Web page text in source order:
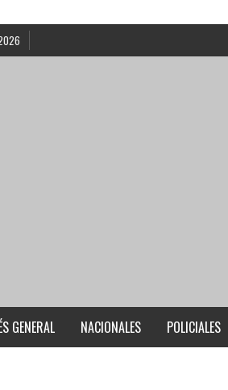
GENERAL NACIONALES POLICIALES